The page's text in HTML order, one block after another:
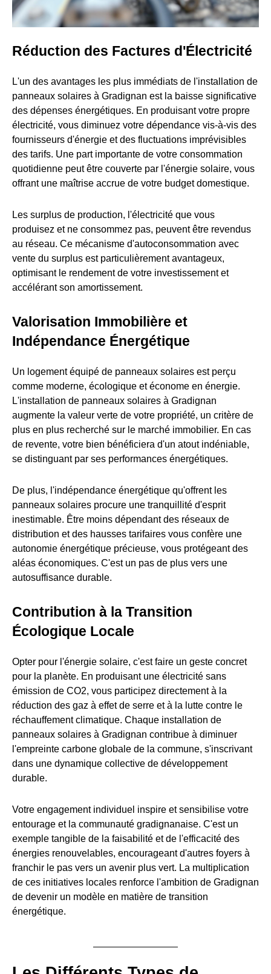
Réduction des Factures d'Électricité
L'un des avantages les plus immédiats de l'installation de
panneaux solaires à Gradignan est la baisse significative
des dépenses énergétiques. En produisant votre propre
électricité, vous diminuez votre dépendance vis-à-vis des
fournisseurs d'énergie et des fluctuations imprévisibles
des tarifs. Une part importante de votre consommation
quotidienne peut être couverte par l'énergie solaire, vous
offrant une maîtrise accrue de votre budget domestique.
Les surplus de production, l'électricité que vous
produisez et ne consommez pas, peuvent être revendus
au réseau. Ce mécanisme d'autoconsommation avec
vente du surplus est particulièrement avantageux,
optimisant le rendement de votre investissement et
accélérant son amortissement.
Valorisation Immobilière et
Indépendance Énergétique
Un logement équipé de panneaux solaires est perçu
comme moderne, écologique et économe en énergie.
L'installation de panneaux solaires à Gradignan
augmente la valeur verte de votre propriété, un critère de
plus en plus recherché sur le marché immobilier. En cas
de revente, votre bien bénéficiera d'un atout indéniable,
se distinguant par ses performances énergétiques.
De plus, l'indépendance énergétique qu'offrent les
panneaux solaires procure une tranquillité d'esprit
inestimable. Être moins dépendant des réseaux de
distribution et des hausses tarifaires vous confère une
autonomie énergétique précieuse, vous protégeant des
aléas économiques. C'est un pas de plus vers une
autosuffisance durable.
Contribution à la Transition
Écologique Locale
Opter pour l'énergie solaire, c'est faire un geste concret
pour la planète. En produisant une électricité sans
émission de CO2, vous participez directement à la
réduction des gaz à effet de serre et à la lutte contre le
réchauffement climatique. Chaque installation de
panneaux solaires à Gradignan contribue à diminuer
l'empreinte carbone globale de la commune, s'inscrivant
dans une dynamique collective de développement
durable.
Votre engagement individuel inspire et sensibilise votre
entourage et la communauté gradignanaise. C'est un
exemple tangible de la faisabilité et de l'efficacité des
énergies renouvelables, encourageant d'autres foyers à
franchir le pas vers un avenir plus vert. La multiplication
de ces initiatives locales renforce l'ambition de Gradignan
de devenir un modèle en matière de transition
énergétique.